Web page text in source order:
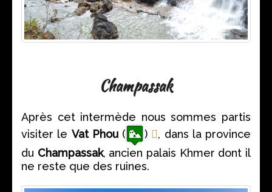
Champassak
Après cet intermède nous sommes partis
visiter le Vat Phou( )
, dans la province
du Champassak, ancien palais Khmer dont il
ne reste que des ruines.